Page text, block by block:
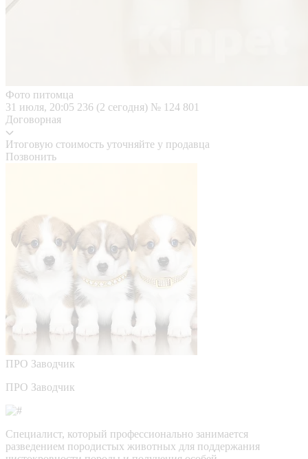
Фото питомца
31 июля, 20:05 236 (2 сегодня) № 124 801
Договорная
Итоговую стоимость уточняйте у продавца
Позвонить
ПРО Заводчик
ПРО Заводчик
Специалист, который профессионально занимается
разведением породистых животных для поддержания